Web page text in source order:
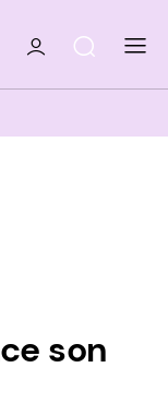
son